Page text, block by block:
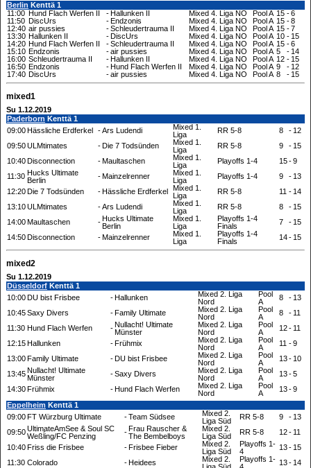
Berlin Kenttä 1
11:00 Hund Flach Werfen II -Hallunken II Mixed 4. Liga NO Pool A 15 -6
11:50 DiscUrs -Endzonis Mixed 4. Liga NO Pool A 15 -8
12:40 air pussies -Schleudertrauma II Mixed 4. Liga NO Pool A 15 -7
13:30 Hallunken II -DiscUrs Mixed 4. Liga NO Pool A 10 - 15
14:20 Hund Flach Werfen II -Schleudertrauma II Mixed 4. Liga NO Pool A 15 -6
15:10 Endzonis -air pussies Mixed 4. Liga NO Pool A 5 - 14
16:00 Schleudertrauma II -Hallunken II Mixed 4. Liga NO Pool A 12 - 15
16:50 Endzonis -Hund Flach Werfen II Mixed 4. Liga NO Pool A 9 - 12
17:40 DiscUrs -air pussies Mixed 4. Liga NO Pool A 8 - 15
mixed1
Su 1.12.2019
Paderborn Kenttä 1
09:00Hässliche Erdferkel -Ars Ludendi
Mixed 1.
Liga
RR 5-8 8 - 12
09:50ULMtimates -Die 7 Todsünden
Mixed 1.
Liga
RR 5-8 9 - 15
10:40Disconnection -Maultaschen
Mixed 1.
Liga
Playoffs 1-4 15-9
11:30 Hucks Ultimate
Berlin
-Mainzelrenner
Mixed 1.
Liga
Playoffs 1-4 9 - 13
12:20Die 7 Todsünden -Hässliche Erdferkel Mixed 1.
Liga
RR 5-8 11 - 14
13:10ULMtimates -Ars Ludendi
Mixed 1.
Liga
RR 5-8 8 - 15
14:00Maultaschen -Hucks Ultimate
Berlin
Mixed 1.
Liga
Playoffs 1-4
Finals
7 - 15
14:50Disconnection -Mainzelrenner
Mixed 1.
Liga
Playoffs 1-4
Finals
14- 15
mixed2
Su 1.12.2019
Düsseldorf Kenttä 1
10:00DU bist Frisbee -Hallunken
Mixed 2. Liga
Nord
Pool
A
8 - 13
10:45Saxy Divers -Family Ultimate
Mixed 2. Liga
Nord
Pool
A
8 - 11
11:30 Hund Flach Werfen -Nullacht! Ultimate
Münster
Mixed 2. Liga
Nord
Pool
A
12- 11
12:15Hallunken -Frühmix
Mixed 2. Liga
Nord
Pool
A
11 -9
13:00Family Ultimate -DU bist Frisbee
Mixed 2. Liga
Nord
Pool
A
13- 10
13:45Nullacht! Ultimate
Münster
-Saxy Divers
Mixed 2. Liga
Nord
Pool
A
13-5
14:30Frühmix -Hund Flach Werfen
Mixed 2. Liga
Nord
Pool
A
13-9
Eppelheim Kenttä 1
09:00FT Würzburg Ultimate -Team Südsee
Mixed 2.
Liga Süd
RR 5-8 9 - 13
09:50UltimateAmSee & Soul SC
Weßĺing/FC Penzing
-Frau Rauscher &
The Bembelboys
Mixed 2.
Liga Süd
RR 5-8 12- 11
10:40Friss die Frisbee -Frisbee Fieber
Mixed 2.
Liga Süd
Playoffs 1-
4
13- 15
11:30 Colorado -Heidees
Mixed 2.
Playoffs 1- 13- 14